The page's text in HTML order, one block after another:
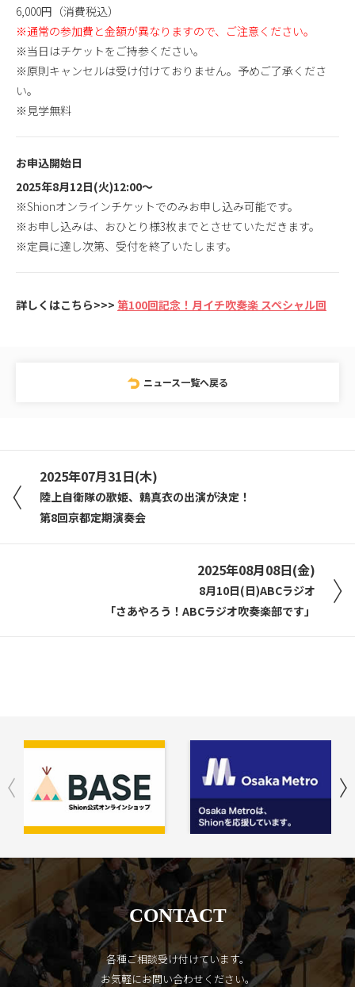
6,000円（消費税込）
※通常の参加費と金額が異なりますので、ご注意ください。
※当日はチケットをご持参ください。
※原則キャンセルは受け付けておりません。予めご了承くださ
い。
※見学無料
お申込開始日
2025年8月12日(火)12:00〜
※Shionオンラインチケットでのみお申し込み可能です。
※お申し込みは、おひとり様3枚までとさせていただきます。
※定員に達し次第、受付を終了いたします。
詳しくはこちら>>> 第100回記念！月イチ吹奏楽 スペシャル回
ニュース一覧へ戻る
2025年07月31日(木)
陸上自衛隊の歌姫、鶫真⾐の出演が決定！
第8回京都定期演奏会
2025年08月08日(金)
8月10日(日)ABCラジオ
「さあやろう！ABCラジオ吹奏楽部です」
CONTACT
各種ご相談受け付けています。
お気軽にお問い合わせください。